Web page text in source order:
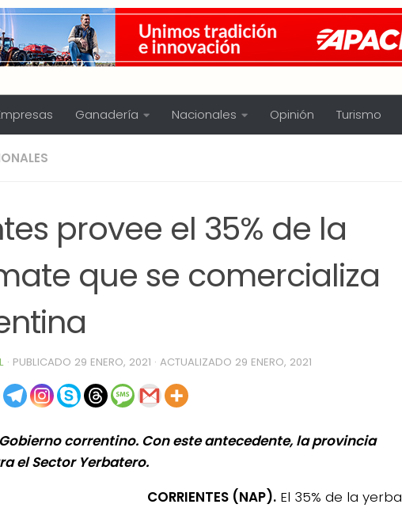
Ganadería Nacionales Opinión Turismo
provee el 35% de la
que se comercializa
· PUBLICADO 29 ENERO, 2021 · ACTUALIZADO 29 ENERO, 2021
correntino. Con este antecedente, la provincia
el Sector Yerbatero.
CORRIENTES (NAP). El 35% de la yerba